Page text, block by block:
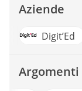
Aziende
Digit’Ed
Argomenti